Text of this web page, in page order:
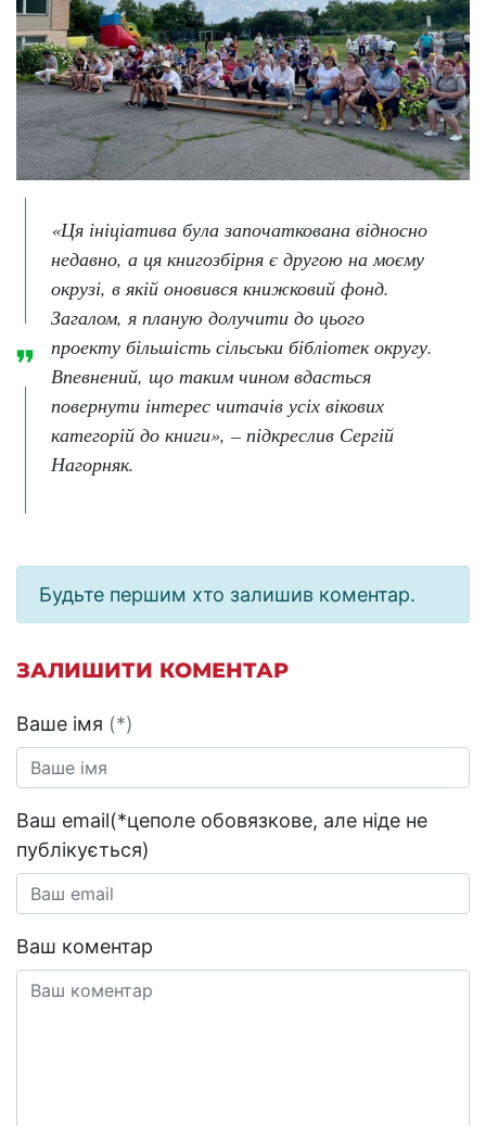
«Ця ініціатива була започаткована відносно
недавно, а ця книгозбірня є другою на моєму
окрузі, в якій оновився книжковий фонд.
Загалом, я планую долучити до цього
проекту більшість сільськи бібліотек округу.
Впевнений, що таким чином вдасться
повернути інтерес читачів усіх вікових
категорій до книги», – підкреслив Сергій
Нагорняк.
Будьте першим хто залишив коментар.
ЗАЛИШИТИ КОМЕНТАР
Ваше імя (*)
Ваш email(*цеполе обовязкове, але ніде не
публікується)
Ваш коментар